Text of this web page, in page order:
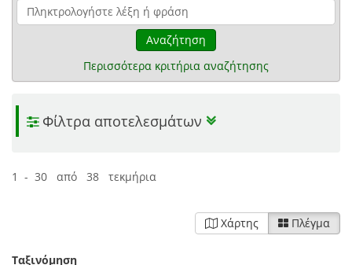
Αναζήτηση
Περισσότερα κριτήρια αναζήτησης
Φίλτρα αποτελεσμάτων
1 - 30 από 38 τεκμήρια
Χάρτης Πλέγμα
Ταξινόμηση